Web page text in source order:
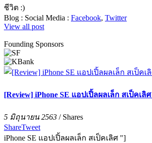
ชีวิต :)
Blog : Social Media : Facebook, Twitter
View all post
Founding Sponsors
[Review] iPhone SE แอปเปิ้ลผลเล็ก สเป็คเลิศ
5 มิถุนายน 2563 / Shares
ShareTweet
iPhone SE แอปเปิ้ลผลเล็ก สเป็คเลิศ "]